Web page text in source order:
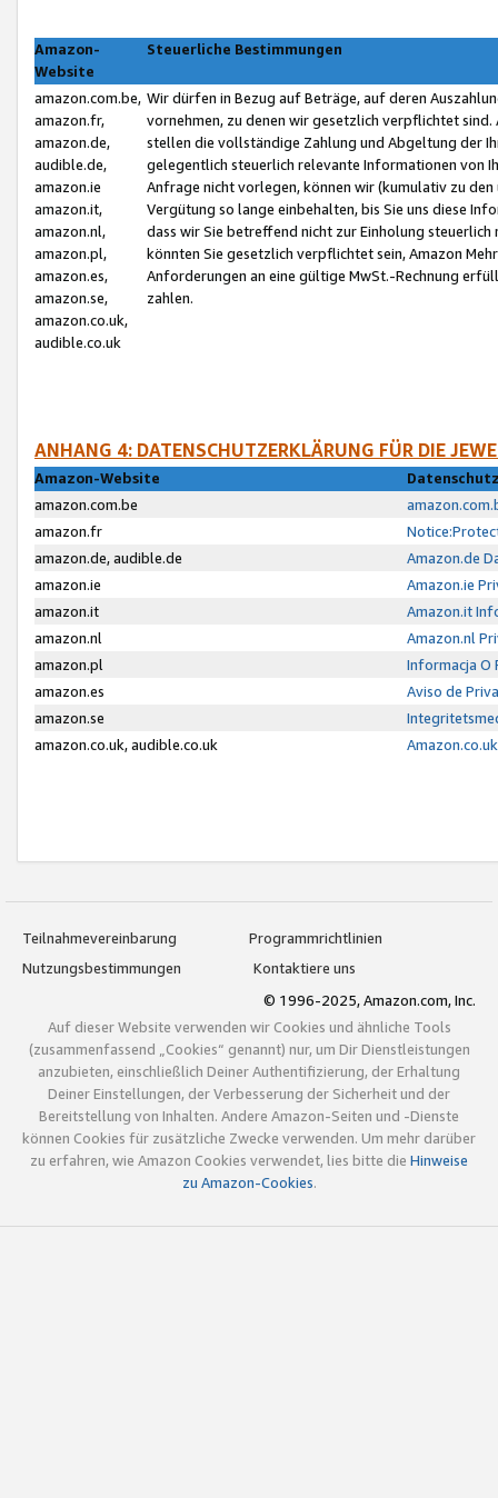
Amazon-
Website
Steuerliche Bestimmungen
amazon.com.be,
amazon.fr,
amazon.de,
audible.de,
amazon.ie
amazon.it,
amazon.nl,
amazon.pl,
amazon.es,
amazon.se,
amazon.co.uk,
audible.co.uk
Wir dürfen in Bezug auf Beträge, auf deren
vornehmen, zu denen wir gesetzlich verpflichtet
stellen die vollständige Zahlung und Abgeltung der
gelegentlich steuerlich relevante Informationen von
Anfrage nicht vorlegen, können wir (kumulativ zu
Vergütung so lange einbehalten, bis Sie uns diese
dass wir Sie betreffend nicht zur Einholung
könnten Sie gesetzlich verpflichtet sein, Amazon
Anforderungen an eine gültige MwSt.-Rechnung
zahlen.
ANHANG 4: DATENSCHUTZERKLÄRUNG FÜR DIE
Amazon-Website
amazon.com.be
amazon.fr
amazon.de, audible.de
Amazon.de
amazon.ie
Amazon.ie
amazon.it
Amazon.it
amazon.nl
Amazon.nl
amazon.pl
Informacja O
amazon.es
Aviso de
amazon.se
amazon.co.uk, audible.co.uk
Teilnahmevereinbarung
Programmrichtlinien
Nutzungsbestimmungen
Kontaktiere uns
© 1996-2025, Amazon.com, Inc.
Auf dieser Website verwenden wir Cookies und ähnliche Tools
(zusammenfassend „Cookies“ genannt) nur, um Dir Dienstleistungen
anzubieten, einschließlich Deiner Authentifizierung, der Erhaltung
Deiner Einstellungen, der Verbesserung der Sicherheit und der
Bereitstellung von Inhalten. Andere Amazon-Seiten und -Dienste
können Cookies für zusätzliche Zwecke verwenden. Um mehr darüber
zu erfahren, wie Amazon Cookies verwendet, lies bitte die Hinweise
zu Amazon-Cookies.